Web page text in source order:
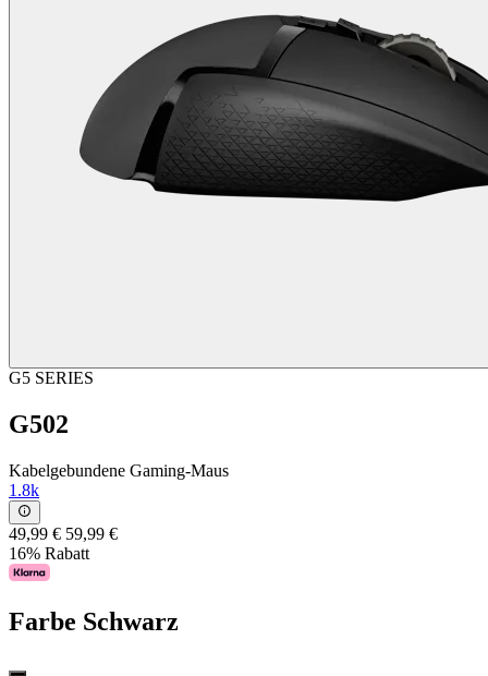
G5 SERIES
G502
Kabelgebundene Gaming-Maus
1.8k
49,99 € 59,99 €
16% Rabatt
Farbe Schwarz